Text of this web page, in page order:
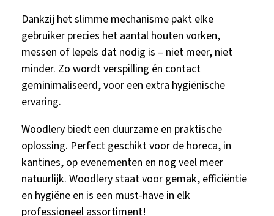
Dankzij het slimme mechanisme pakt elke
gebruiker precies het aantal houten vorken,
messen of lepels dat nodig is – niet meer, niet
minder. Zo wordt verspilling én contact
geminimaliseerd, voor een extra hygiënische
ervaring.
Woodlery biedt een duurzame en praktische
oplossing. Perfect geschikt voor de horeca, in
kantines, op evenementen en nog veel meer
natuurlijk. Woodlery staat voor gemak, efficiëntie
en hygiëne en is een must-have in elk
professioneel assortiment!